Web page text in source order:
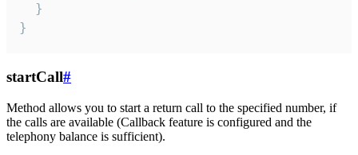
  }
}
startCall#
Method allows you to start a return call to the specified number, if
the calls are available (Callback feature is configured and the
telephony balance is sufficient).